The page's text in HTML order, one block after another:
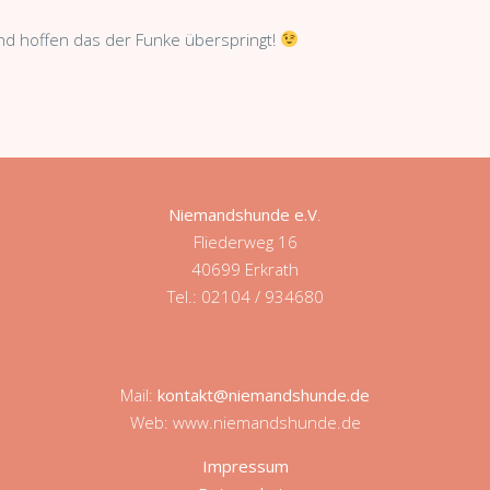
hoffen das der Funke überspringt!
Niemandshunde e.V
Fliederweg 16
40699 Erkrath
Tel.: 02104 / 934680
Mail: kontakt@niemandshunde.de
Web: www.niemandshunde.de
Impressum